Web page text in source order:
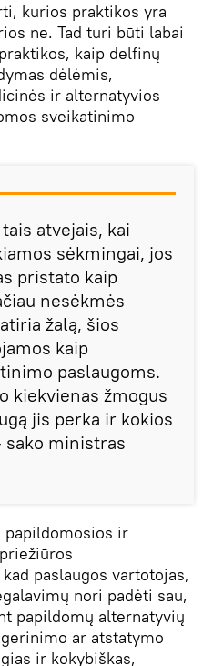
kurios praktikos yra
ne. Tad turi būti labai
kaip delfinų
dėlėmis,
ir alternatyvios
sveikatinimo
atvejais, kai
sėkmingai, jos
pristato kaip
nesėkmės
žalą, šios
kaip
paslaugoms.
kiekvienas žmogus
jis perka ir kokios
sako ministras
papildomosios ir
paslaugos vartotojas,
nori padėti sau,
papildomų alternatyvių
ar atstatymo
ir kokybiškas,